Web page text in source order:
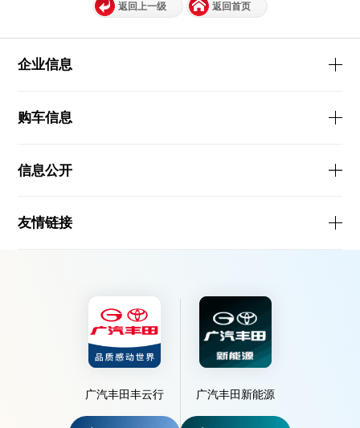
返回上一级 返回首页
企业信息
购车信息
信息公开
友情链接
广汽丰田丰云行 广汽丰田新能源